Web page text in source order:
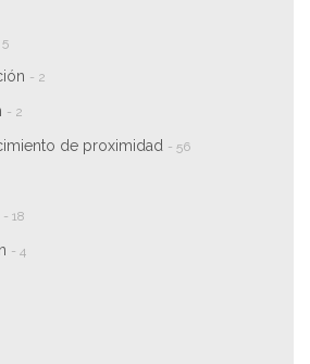
- 2
- 2
de proximidad - 56
- 18
- 4